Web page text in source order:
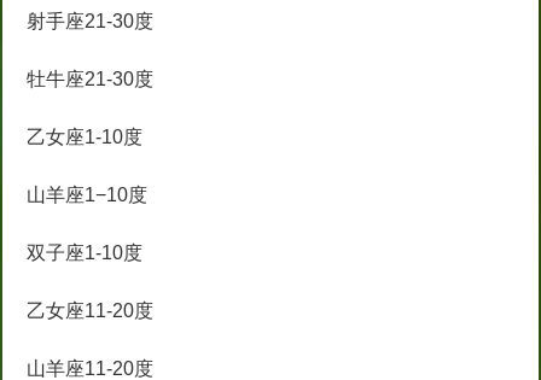
射手座21-30度
牡牛座21-30度
乙女座1-10度
山羊座1−10度
双子座1-10度
乙女座11-20度
山羊座11-20度